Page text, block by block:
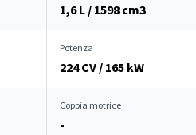
1,6 L / 1598 cm3
Potenza
224 CV / 165 kW
Coppia motrice
-